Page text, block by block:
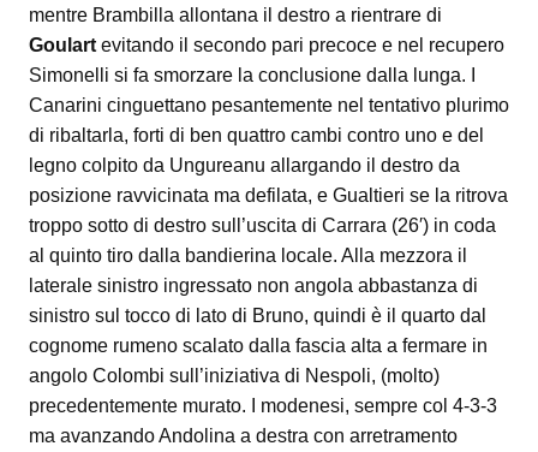
mentre Brambilla allontana il destro a rientrare di
Goulart evitando il secondo pari precoce e nel recupero
Simonelli si fa smorzare la conclusione dalla lunga. I
Canarini cinguettano pesantemente nel tentativo plurimo
di ribaltarla, forti di ben quattro cambi contro uno e del
legno colpito da Ungureanu allargando il destro da
posizione ravvicinata ma defilata, e Gualtieri se la ritrova
troppo sotto di destro sull’uscita di Carrara (26′) in coda
al quinto tiro dalla bandierina locale. Alla mezzora il
laterale sinistro ingressato non angola abbastanza di
sinistro sul tocco di lato di Bruno, quindi è il quarto dal
cognome rumeno scalato dalla fascia alta a fermare in
angolo Colombi sull’iniziativa di Nespoli, (molto)
precedentemente murato. I modenesi, sempre col 4-3-3
ma avanzando Andolina a destra con arretramento